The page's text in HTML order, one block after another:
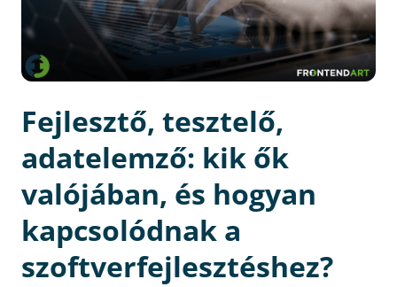
Fejlesztő, tesztelő,
adatelemző: kik ők
valójában, és hogyan
kapcsolódnak a
szoftverfejlesztéshez?